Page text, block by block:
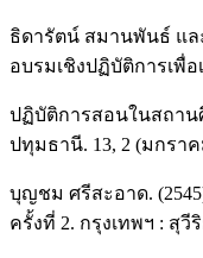
ธิดารัตน์ สมานพันธ์ แล
อบรมเชิงปฏิบัติการเพื่
ปฏิบัติการสอนในสถาน
ปทุมธานี. 13, 2 (มกราค
บุญชม ศรีสะอาด.
ครั้งที่ 2. กรุงเทพฯ : สุวี